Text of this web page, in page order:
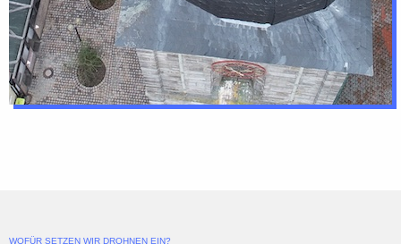
WOFÜR SETZEN WIR DROHNEN EIN?